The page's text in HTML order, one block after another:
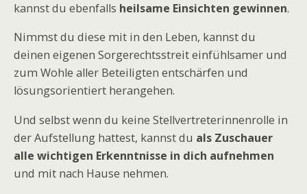
kannst du ebenfalls heilsame Einsichten gewinnen.
Nimmst du diese mit in den Leben, kannst du
deinen eigenen Sorgerechtsstreit einfühlsamer und
zum Wohle aller Beteiligten entschärfen und
lösungsorientiert herangehen.
Und selbst wenn du keine Stellvertreterinnenrolle in
der Aufstellung hattest, kannst du als Zuschauer
alle wichtigen Erkenntnisse in dich aufnehmen
und mit nach Hause nehmen.